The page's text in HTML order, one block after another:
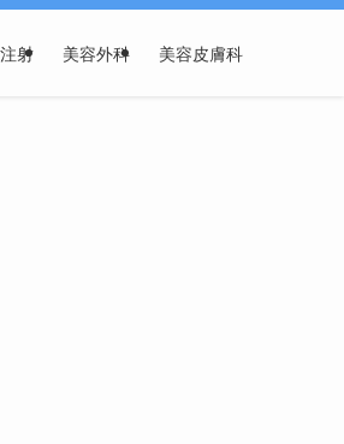
射 美容外科 美容皮膚科